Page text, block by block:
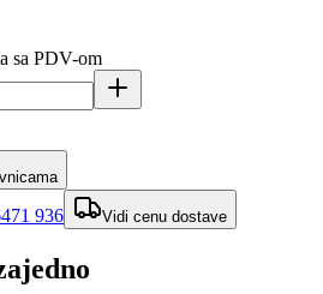
sa PDV-om
936 Vidi cenu dostave